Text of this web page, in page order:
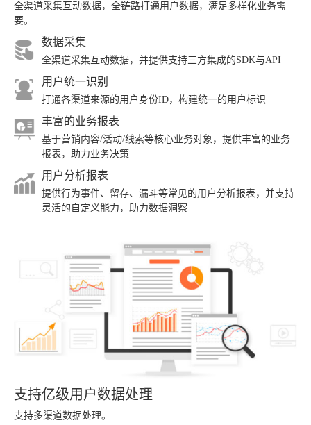
全渠道采集互动数据，全链路打通用户数据，满足多样化业务需
要。
数据采集
全渠道采集互动数据，并提供支持三方集成的SDK与API
用户统一识别
打通各渠道来源的用户身份ID，构建统一的用户标识
丰富的业务报表
基于营销内容/活动/线索等核心业务对象，提供丰富的业务
报表，助力业务决策
用户分析报表
提供行为事件、留存、漏斗等常见的用户分析报表，并支持
灵活的自定义能力，助力数据洞察
支持亿级用户数据处理
支持多渠道数据处理。